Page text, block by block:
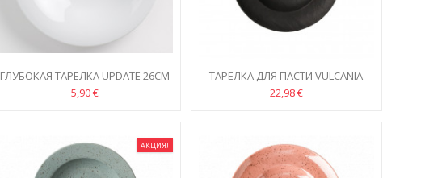
ГЛУБОКАЯ ТАРЕЛКА UPDATE 26СМ
5,90 €
ТАРЕЛКА ДЛЯ ПАСТИ VULCANIA
26СМ
22,98 €
АКЦИЯ!